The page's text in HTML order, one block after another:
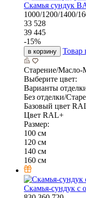
Скамья сундук
1000/1200/1400/
33 528
39 445
-15%
в корзину Товар
Старение/Масло-
Выберите цвет:
Варианты
Без отделки/
Базовый цвет
Цвет RAL+
Размер:
100 см
120 см
140 см
160 см
Скамья-сундук с